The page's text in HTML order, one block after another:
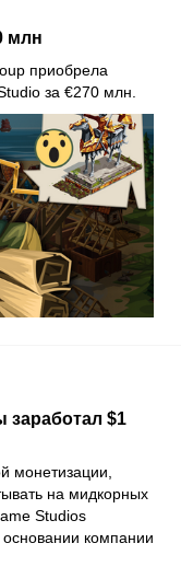
млн
приобрела
за €270 млн.
заработал $1
монетизации,
на мидкорных
Studios
компании